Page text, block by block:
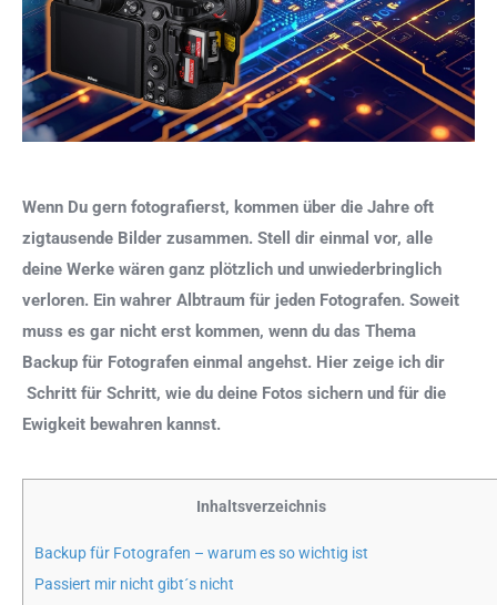
Wenn Du gern fotografierst, kommen über die Jahre oft
zigtausende Bilder zusammen. Stell dir einmal vor, alle
deine Werke wären ganz plötzlich und unwiederbringlich
verloren. Ein wahrer Albtraum für jeden Fotografen. Soweit
muss es gar nicht erst kommen, wenn du das Thema
Backup für Fotografen einmal angehst. Hier zeige ich dir
Schritt für Schritt, wie du deine Fotos sichern und für die
Ewigkeit bewahren kannst.
Inhaltsverzeichnis
Backup für Fotografen – warum es so wichtig ist
Passiert mir nicht gibt´s nicht